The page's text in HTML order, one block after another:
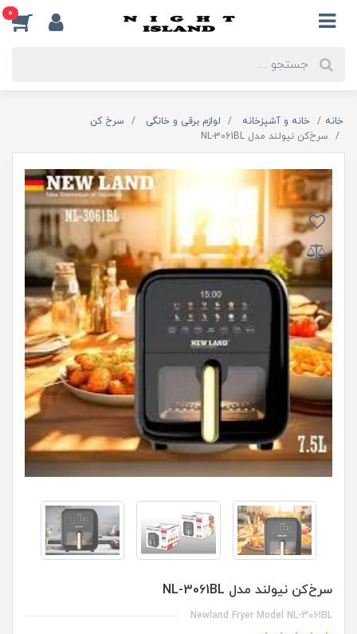
0
خانه خانه و آشپزخانه لوازم برقی و خانگی
سرخ کن
سرخ‌کن نیولند مدل NL-3061BL
سرخ‌کن نیولند مدل NL-3061BL
Newland Fryer Model NL-3061BL